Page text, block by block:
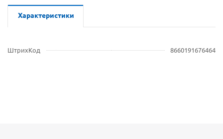
Характеристики
ШтрихКод 8660191676464